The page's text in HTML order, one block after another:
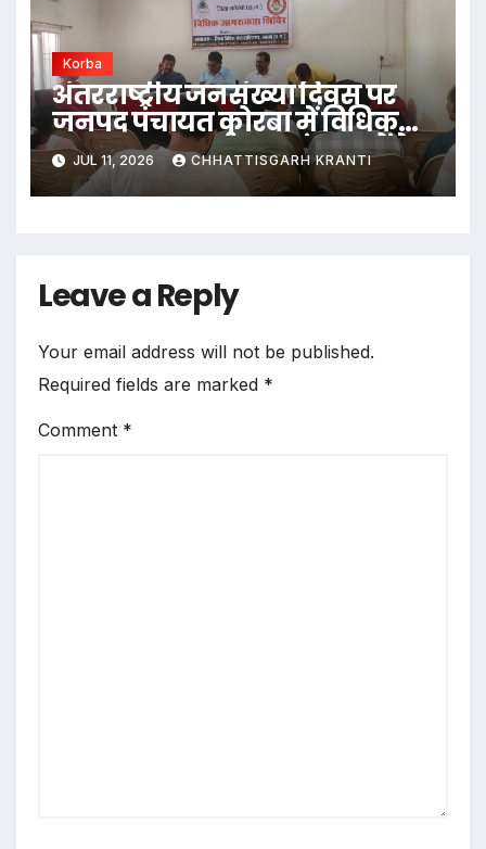
Korba
अंतरराष्ट्रीय जनसंख्या दिवस पर
जनपद पंचायत कोरबा में विधिक
जागरूकता कार्यक्रम; संसाधनों के
संतुलित उपयोग और जन भागीदारी
पर दिया गया जोर
JUL 11, 2026 CHHATTISGARH KRANTI
Leave a Reply
Your email address will not be published.
Required fields are marked *
Comment *